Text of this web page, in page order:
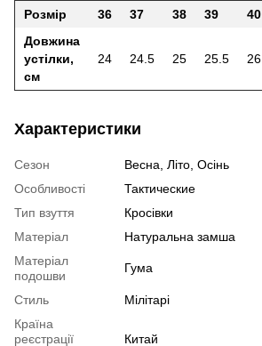
Розмір 36 37 38 39 40
Довжина
устілки,
см
24 24.5 25 25.5 26
Характеристики
Сезон
Весна, Літо, Осінь
Особливості
Тактические
Тип взуття
Кросівки
Матеріал
Натуральна замша
Матеріал
подошви
Гума
Стиль
Мілітарі
Країна
реєстрації
Китай